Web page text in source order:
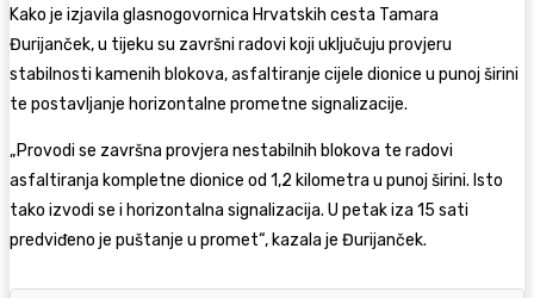
Kako je izjavila glasnogovornica Hrvatskih cesta Tamara
Đurijanček, u tijeku su završni radovi koji uključuju provjeru
stabilnosti kamenih blokova, asfaltiranje cijele dionice u punoj širini
te postavljanje horizontalne prometne signalizacije.
„Provodi se završna provjera nestabilnih blokova te radovi
asfaltiranja kompletne dionice od 1,2 kilometra u punoj širini. Isto
tako izvodi se i horizontalna signalizacija. U petak iza 15 sati
predviđeno je puštanje u promet“, kazala je Đurijanček.